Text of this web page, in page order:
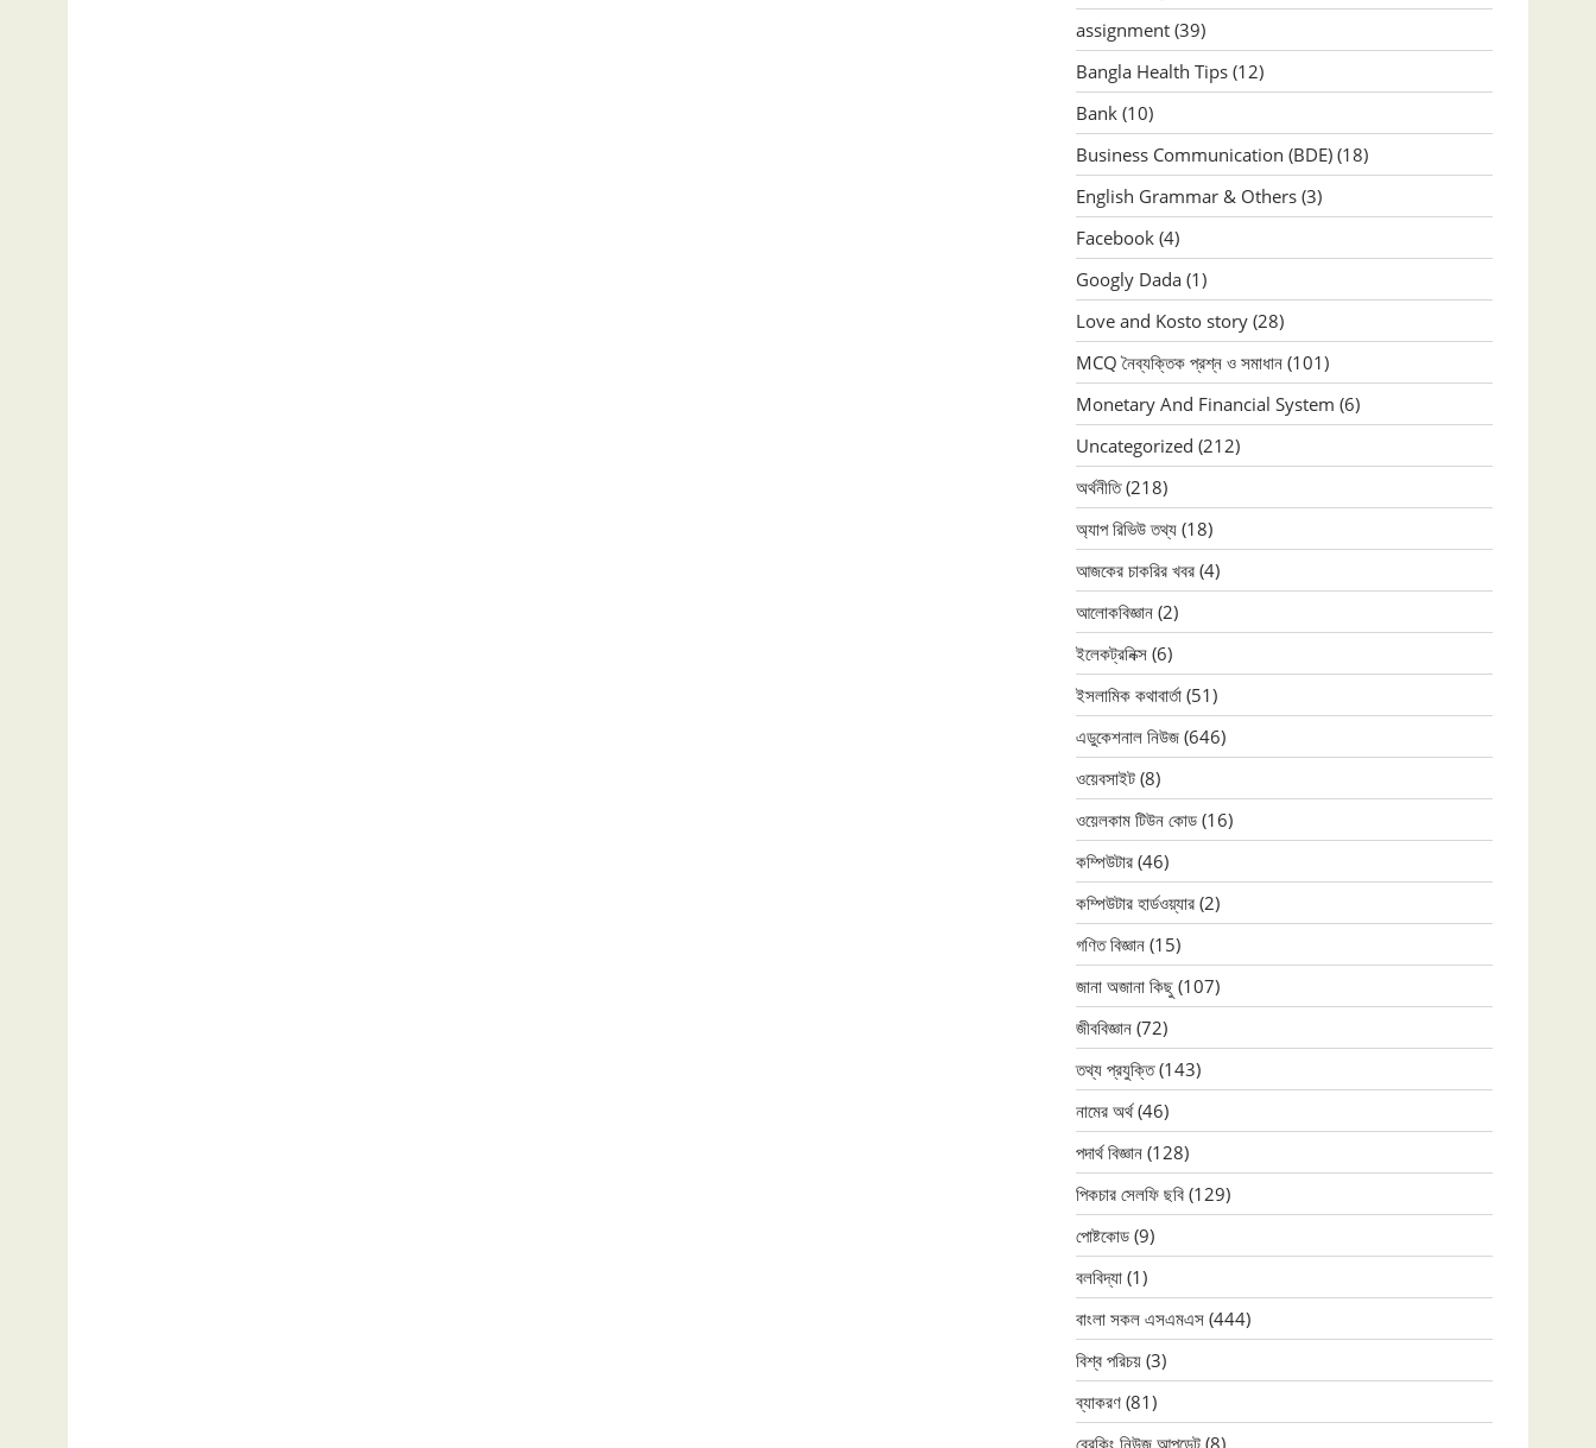
assignment (39)
Bangla Health Tips (12)
Bank (10)
Business Communication (BDE) (18)
English Grammar & Others (3)
Facebook (4)
Googly Dada (1)
Love and Kosto story (28)
MCQ নৈব্যক্তিক প্রশ্ন ও সমাধান (101)
Monetary And Financial System (6)
Uncategorized (212)
অর্থনীতি(218)
অ্যাপ রিভিউ তথ্য (18)
আজকের চাকরির খবর (4)
আলোকবিজ্ঞান (2)
ইলেকট্রনিক্স (6)
ইসলামিক কথাবার্তা (51)
এডুকেশনাল নিউজ (646)
ওয়েবসাইট (8)
ওয়েলকাম টিউন কোড (16)
কম্পিউটার (46)
কম্পিউটার হার্ডওয়্যার (2)
গণিত বিজ্ঞান (15)
জানা অজানা কিছু (107)
জীববিজ্ঞান (72)
তথ্য প্রযুক্তি(143)
নামের অর্থ(46)
পদার্থ বিজ্ঞান (128)
পিকচার সেলফি ছবি (129)
পোষ্টকোড (9)
বলবিদ্যা (1)
বাংলা সকল এসএমএস (444)
বিশ্ব পরিচয় (3)
ব্যাকরণ (81)
ব্রেকিং নিউজ আপডেট (8)